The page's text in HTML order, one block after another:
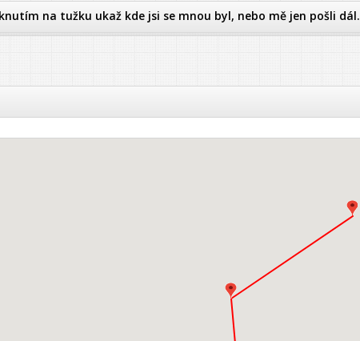
na tužku ukaž kde jsi se mnou byl, nebo mě jen pošli dál.